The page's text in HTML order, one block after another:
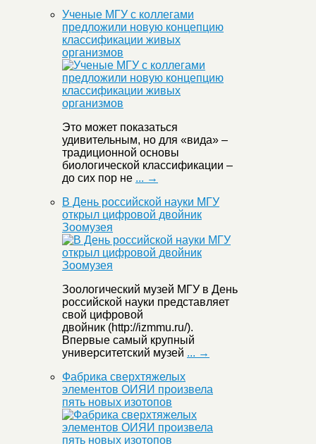
Ученые МГУ с коллегами
предложили новую концепцию
классификации живых
организмов
Это может показаться
удивительным, но для «вида» –
традиционной основы
биологической классификации –
до сих пор не ... →
В День российской науки МГУ
открыл цифровой двойник
Зоомузея
Зоологический музей МГУ в День
российской науки представляет
свой цифровой
двойник (http://izmmu.ru/).
Впервые самый крупный
университетский музей ... →
Фабрика сверхтяжелых
элементов ОИЯИ произвела
пять новых изотопов